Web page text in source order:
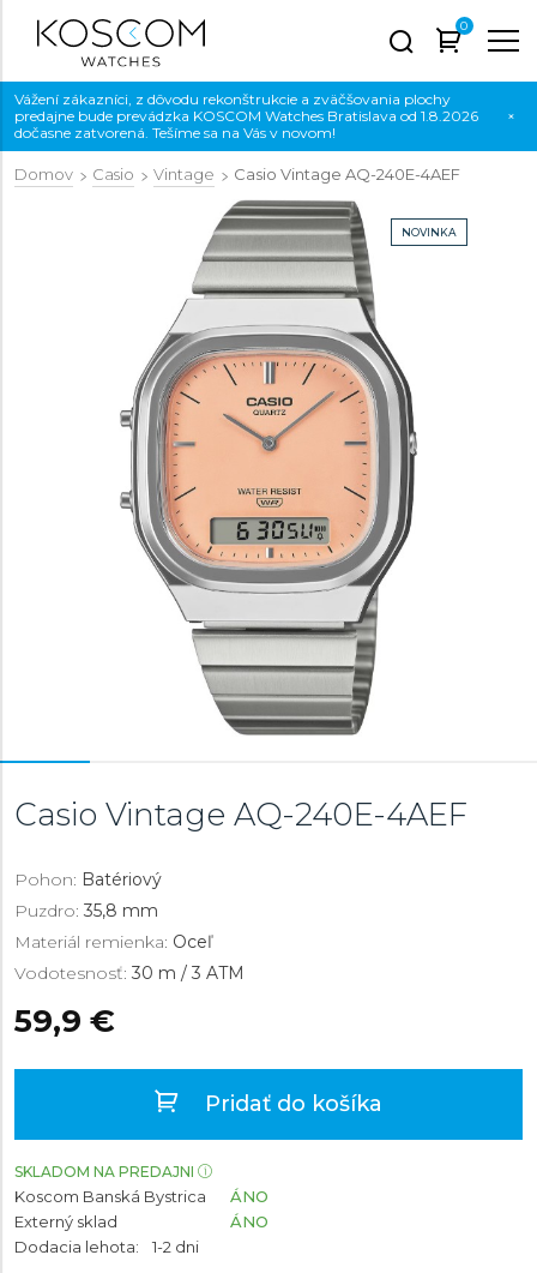
0
Vážení zákazníci, z dôvodu rekonštrukcie a zväčšovania plochy
predajne bude prevádzka KOSCOM Watches Bratislava od 1.8.2026
dočasne zatvorená. Tešíme sa na Vás v novom!
×
Domov Casio Vintage Casio Vintage AQ-240E-4AEF
NOVINKA
Casio Vintage AQ-240E-4AEF
Pohon: Batériový
Puzdro: 35,8 mm
Materiál remienka: Oceľ
Vodotesnosť: 30 m / 3 ATM
59,9 €
Pridať do košíka
SKLADOM NA PREDAJNI
Koscom Banská Bystrica
ÁNO
Externý sklad
ÁNO
Dodacia lehota:
1-2 dni